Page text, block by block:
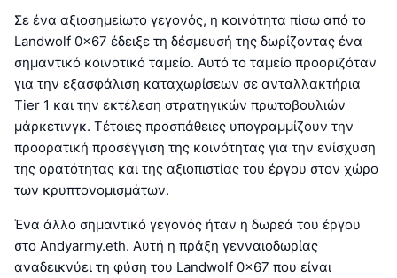
Σε ένα αξιοσημείωτο γεγονός, η κοινότητα πίσω από το
Landwolf 0x67 έδειξε τη δέσμευσή της δωρίζοντας ένα
σημαντικό κοινοτικό ταμείο. Αυτό το ταμείο προοριζόταν
για την εξασφάλιση καταχωρίσεων σε ανταλλακτήρια
Tier 1 και την εκτέλεση στρατηγικών πρωτοβουλιών
μάρκετινγκ. Τέτοιες προσπάθειες υπογραμμίζουν την
προορατική προσέγγιση της κοινότητας για την ενίσχυση
της ορατότητας και της αξιοπιστίας του έργου στον χώρο
των κρυπτονομισμάτων.
Ένα άλλο σημαντικό γεγονός ήταν η δωρεά του έργου
στο Andyarmy.eth. Αυτή η πράξη γενναιοδωρίας
αναδεικνύει τη φύση του Landwolf 0x67 που είναι